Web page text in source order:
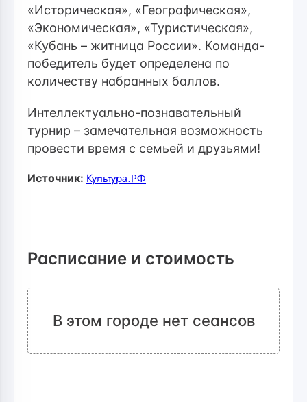
«Историческая», «Географическая»,
«Экономическая», «Туристическая»,
«Кубань – житница России». Команда-
победитель будет определена по
количеству набранных баллов.
Интеллектуально-познавательный
турнир – замечательная возможность
провести время с семьей и друзьями!
Источник: Культура.РФ
Расписание и стоимость
В этом городе нет сеансов